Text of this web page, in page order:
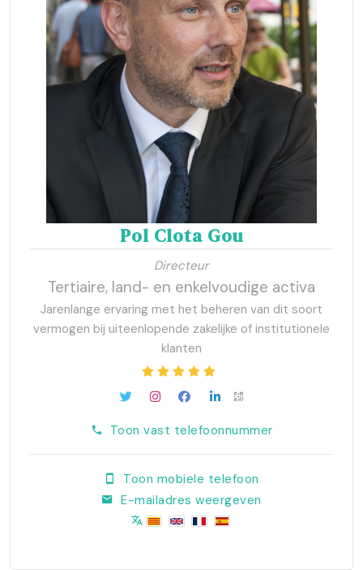
Pol Clota Gou
Directeur
Tertiaire, land- en enkelvoudige activa
Jarenlange ervaring met het beheren van dit soort
vermogen bij uiteenlopende zakelijke of institutionele
klanten
Toon vast telefoonnummer
Toon mobiele telefoon
E-mailadres weergeven